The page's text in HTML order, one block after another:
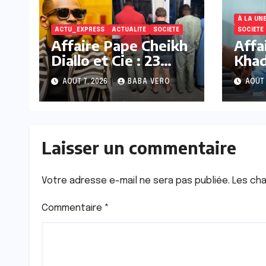
ACTU_EXPRESS ACTUALITE SOCIETE
Affaire Pape Cheikh
Diallo et Cie : 23
personnes remises
en liberté pour
insuffisance de
AOÛT 7, 2026 BABA VERO
À LA UNE
SOCIETE
la
deAOÛT
Laisser un commentaire
Votre adresse e-mail ne sera pas publiée. Les
Commentaire *